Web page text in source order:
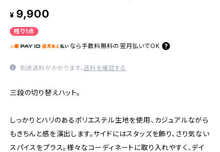
¥ 9,900
残り1点
なら 手数料無料の 翌月払いでOK
別途送料がかかります。送料を確認する
三段の切り替えハット。
しっかりとハリのあるポリエステル生地を使用、カジュアルながら
もきちんと感を演出します。サイドにはスタッズを飾り、さり気ない
スパイスをプラス。様々なコーディネートに取り入れやすく、デイ